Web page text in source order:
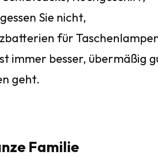
Sie nicht,
für
immer besser, übermäßig
geht.
Familie